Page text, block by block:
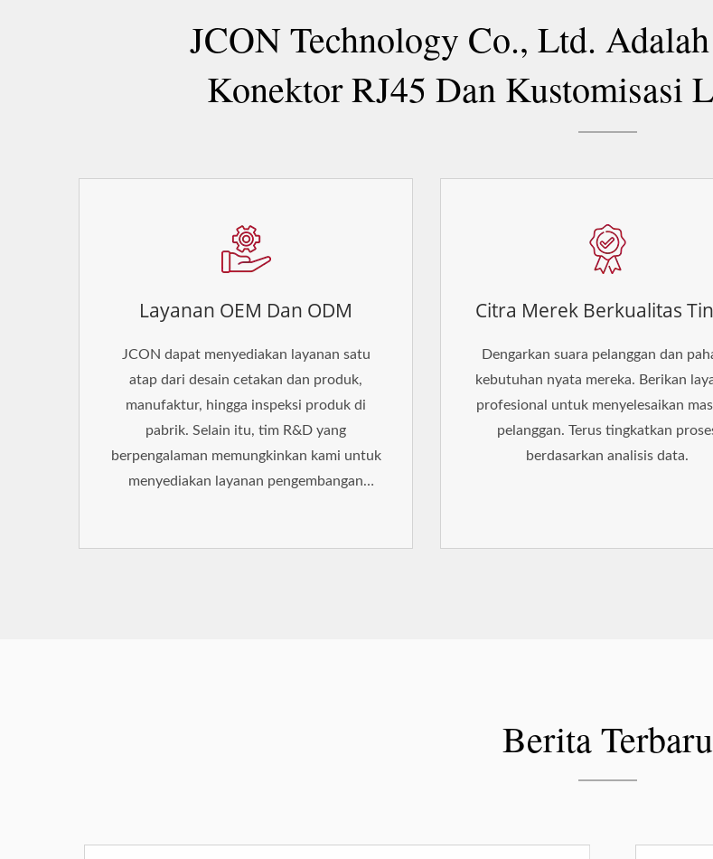
JCON Technology Co., Ltd.
Konektor RJ45 Dan Kustomisasi
Layanan OEM Dan ODM
JCON dapat menyediakan layanan satu
atap dari desain cetakan dan produk,
manufaktur, hingga inspeksi produk di
pabrik. Selain itu, tim R&D yang
berpengalaman memungkinkan kami untuk
menyediakan layanan pengembangan
Citra Merek Berkualitas
Dengarkan suara pelanggan dan
kebutuhan nyata mereka. Berikan
profesional untuk menyelesaikan
pelanggan. Terus tingkatkan
berdasarkan analisis data.
Berita Terbaru